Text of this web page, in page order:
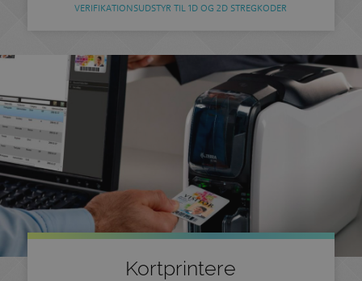
VERIFIKATIONSUDSTYR TIL 1D OG 2D STREGKODER
Kortprintere